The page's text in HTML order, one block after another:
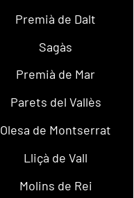
Premià de Dalt
Sagàs
Premià de Mar
Parets del Vallès
Olesa de Montserrat
Lliçà de Vall
Molins de Rei